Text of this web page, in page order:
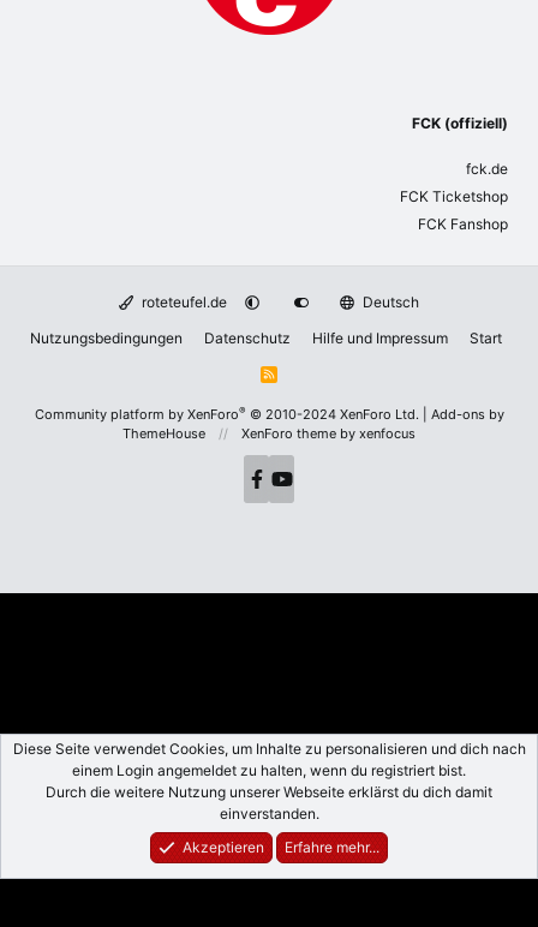
FCK (offiziell)
fck.de
FCK Ticketshop
FCK Fanshop
roteteufel.de
Deutsch
Nutzungsbedingungen
Datenschutz Hilfe und Impressum Start
R
Community platform by XenForo® © 2010-2024 XenForo Ltd.
Add-ons by
ThemeHouse
XenForo theme by xenfocus
Aktuelles Anmelden Registrieren
Diese Seite verwendet Cookies, um Inhalte zu personalisieren und dich nach
einem Login angemeldet zu halten, wenn du registriert bist.
Durch die weitere Nutzung unserer Webseite erklärst du dich damit
einverstanden.
Akzeptieren
Erfahre mehr...